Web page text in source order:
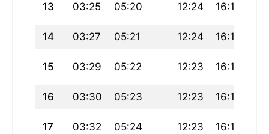
13 03:25 05:20 12:24 16:18
14 03:27 05:21 12:24 16:17
15 03:29 05:22 12:23 16:17
16 03:30 05:23 12:23 16:16
17 03:32 05:24 12:23 16:15